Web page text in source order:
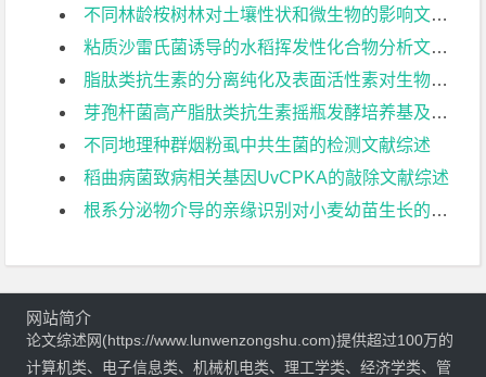
不同林龄桉树林对土壤性状和微生物的影响文献综述
粘质沙雷氏菌诱导的水稻挥发性化合物分析文献综述
脂肽类抗生素的分离纯化及表面活性素对生物膜形成的影响文献综述
芽孢杆菌高产脂肽类抗生素摇瓶发酵培养基及条件优化文献综述
不同地理种群烟粉虱中共生菌的检测文献综述
稻曲病菌致病相关基因UvCPKA的敲除文献综述
根系分泌物介导的亲缘识别对小麦幼苗生长的影响文献综述
网站简介
论文综述网(https://www.lunwenzongshu.com)提供超过100万的
计算机类、电子信息类、机械机电类、理工学类、经济学类、管